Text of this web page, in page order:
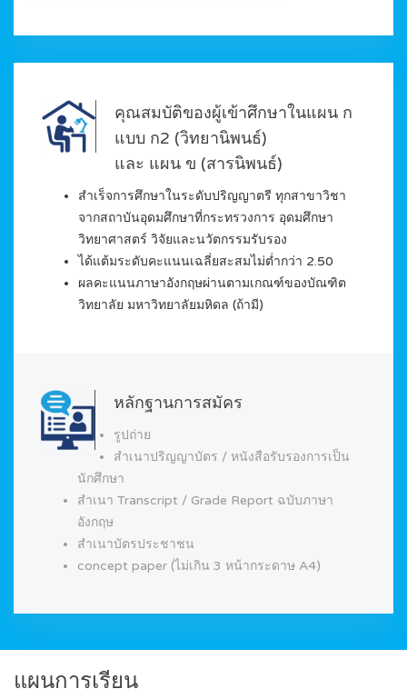
คุณสมบัติของผู้เข้าศึกษาในแผน ก
แบบ ก2 (วิทยานิพนธ์)
และ แผน ข (สารนิพนธ์)
สำเร็จการศึกษาในระดับปริญญาตรี ทุกสาขาวิชา
จากสถาบันอุดมศึกษาที่กระทรวงการ อุดมศึกษา
วิทยาศาสตร์ วิจัยและนวัตกรรมรับรอง
ได้แต้มระดับคะแนนเฉลี่ยสะสมไม่ต่ำกว่า 2.50
ผลคะแนนภาษาอังกฤษผ่านตามเกณฑ์ของบัณฑิต
วิทยาลัย มหาวิทยาลัยมหิดล (ถ้ามี)
หลักฐานการสมัคร
รูปถ่าย
สำเนาปริญญาบัตร / หนังสือรับรองการเป็น
นักศึกษา
สำเนา Transcript / Grade Report ฉบับภาษา
อังกฤษ
สำเนาบัตรประชาชน
concept paper (ไม่เกิน 3 หน้ากระดาษ A4)
แผนการเรียน